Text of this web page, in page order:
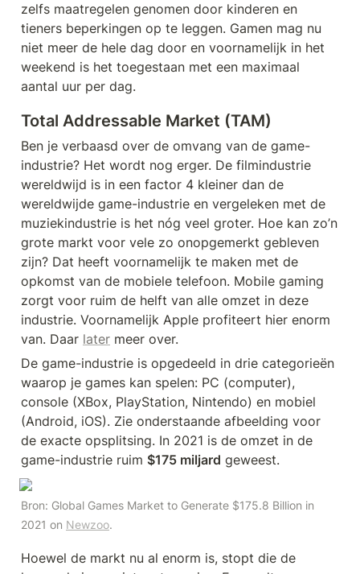
zelfs maatregelen genomen door kinderen en
tieners beperkingen op te leggen. Gamen mag nu
niet meer de hele dag door en voornamelijk in het
weekend is het toegestaan met een maximaal
aantal uur per dag.
Total Addressable Market (TAM)
Ben je verbaasd over de omvang van de game-
industrie? Het wordt nog erger. De filmindustrie
wereldwijd is in een factor 4 kleiner dan de
wereldwijde game-industrie en vergeleken met de
muziekindustrie is het nóg veel groter. Hoe kan zo’n
grote markt voor vele zo onopgemerkt gebleven
zijn? Dat heeft voornamelijk te maken met de
opkomst van de mobiele telefoon. Mobile gaming
zorgt voor ruim de helft van alle omzet in deze
industrie. Voornamelijk Apple profiteert hier enorm
van. Daar later meer over.
De game-industrie is opgedeeld in drie categorieën
waarop je games kan spelen: PC (computer),
console (XBox, PlayStation, Nintendo) en mobiel
(Android, iOS). Zie onderstaande afbeelding voor
de exacte opsplitsing. In 2021 is de omzet in de
game-industrie ruim $175 miljard geweest.
Bron: Global Games Market to Generate $175.8 Billion in
2021 on Newzoo.
Hoewel de markt nu al enorm is, stopt die de